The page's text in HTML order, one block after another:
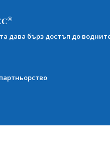
®
дава бърз достъп до